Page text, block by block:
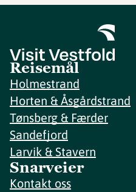
Reisemål
Holmestrand
Horten & Åsgårdstrand
Tønsberg & Færder
Sandefjord
Larvik & Stavern
Snarveier
Kontakt oss